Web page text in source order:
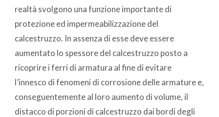
realtà svolgono una funzione importante di
protezione ed impermeabilizzazione del
calcestruzzo. In assenza di esse deve essere
aumentato lo spessore del calcestruzzo posto a
ricoprire i ferri di armatura al fine di evitare
l’innesco di fenomeni di corrosione delle armature e,
conseguentemente al loro aumento di volume, il
distacco di porzioni di calcestruzzo dai bordi degli